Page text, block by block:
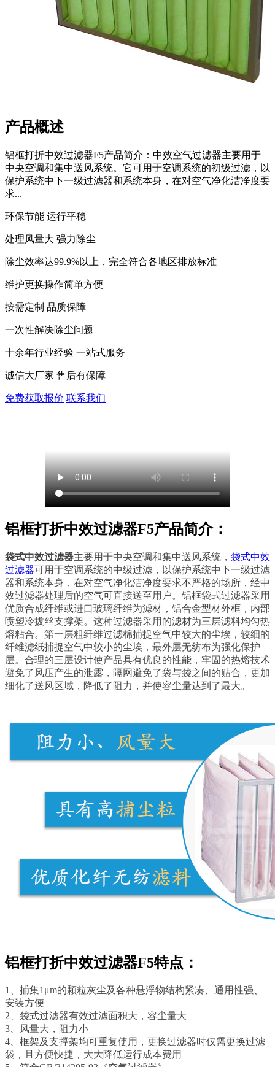
产品概述
铝框打折中效过滤器F5产品简介：中效空气过滤器主要用于
中央空调和集中送风系统。它可用于空调系统的初级过滤，以
保护系统中下一级过滤器和系统本身，在对空气净化洁净度要
求...
环保节能 运行平稳
处理风量大 强力除尘
除尘效率达99.9%以上，完全符合各地区排放标准
维护更换操作简单方便
按需定制 品质保障
一次性解决除尘问题
十余年行业经验 一站式服务
诚信大厂家 售后有保障
免费获取报价 联系我们
铝框打折中效过滤器F5产品简介：
袋式中效过滤器主要用于中央空调和集中送风系统， 袋式中效
过滤器可用于空调系统的中级过滤，以保护系统中下一级过滤
器和系统本身，在对空气净化洁净度要求不严格的场所，经中
效过滤器处理后的空气可直接送至用户。铝框袋式过滤器采用
优质合成纤维或进口玻璃纤维为滤材，铝合金型材外框，内部
喷塑冷拔丝支撑架。这种过滤器采用的滤材为三层滤料均匀热
熔粘合。第一层粗纤维过滤棉捕捉空气中较大的尘埃，较细的
纤维滤纸捕捉空气中较小的尘埃，最外层无纺布为强化保护
层。合理的三层设计使产品具有优良的性能，牢固的热熔技术
避免了风压产生的泄露，隔网避免了袋与袋之间的贴合，更加
细化了送风区域，降低了阻力，并使容尘量达到了最大。
铝框打折中效过滤器F5特点：
1、捕集1μm的颗粒灰尘及各种悬浮物结构紧凑、通用性强、
安装方便
2、袋式过滤器有效过滤面积大，容尘量大
3、风量大，阻力小
4、框架及支撑架均可重复使用，更换过滤器时仅需更换过滤
袋，且方便快捷，大大降低运行成本费用